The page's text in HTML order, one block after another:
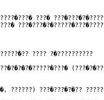
???�
???? ?�??????????
???�???�?�??